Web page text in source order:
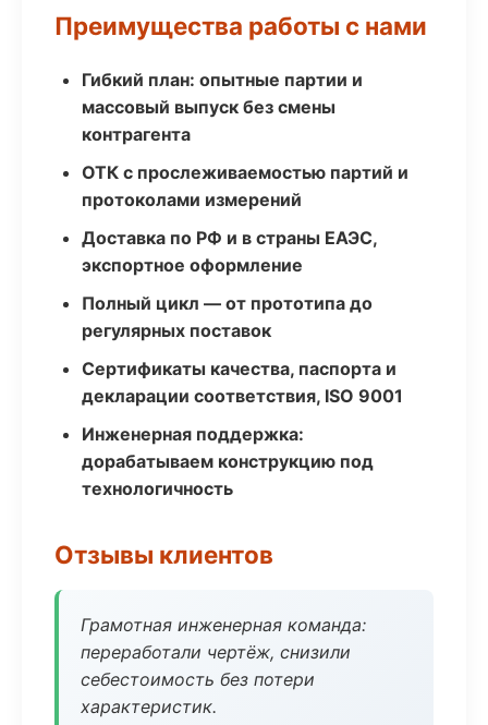
Преимущества работы с нами
Гибкий план: опытные партии и
массовый выпуск без смены
контрагента
ОТК с прослеживаемостью партий и
протоколами измерений
Доставка по РФ и в страны ЕАЭС,
экспортное оформление
Полный цикл — от прототипа до
регулярных поставок
Сертификаты качества, паспорта и
декларации соответствия, ISO 9001
Инженерная поддержка:
дорабатываем конструкцию под
технологичность
Отзывы клиентов
Грамотная инженерная команда:
переработали чертёж, снизили
себестоимость без потери
характеристик.